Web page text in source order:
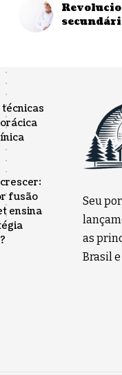
técnicas
fusão
ensina
Seu
as
Brasil